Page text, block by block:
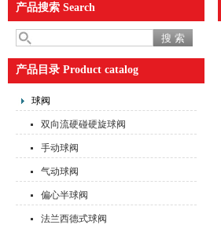
产品搜索 Search
产品目录 Product catalog
球阀
双向流硬碰硬旋球阀
手动球阀
气动球阀
偏心半球阀
法兰西德式球阀